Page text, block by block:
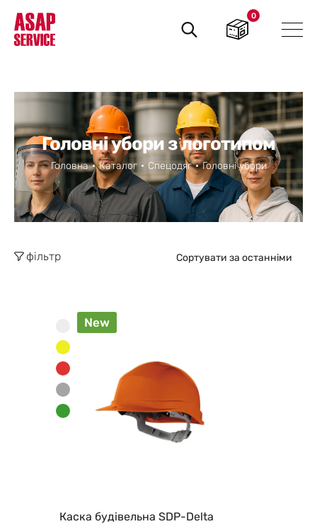
Пошук
товарів
0
Головні убори з логотипом
Головна Каталог Спецодяг Головні убори
Сортувати за останніми
фільтр
New
Каска будівельна SDP-Delta